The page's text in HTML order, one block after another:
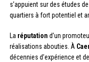
s’appuient sur des études
quartiers à fort potentiel et
La réputation d’un
réalisations abouties. À
décennies d’expérience et